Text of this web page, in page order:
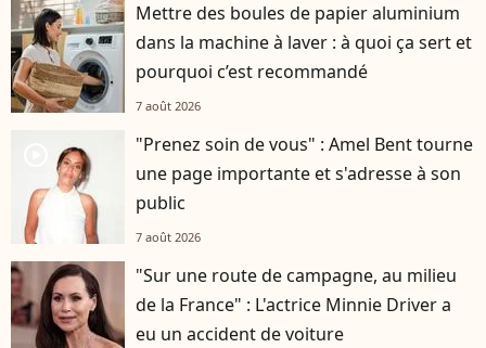
Mettre des boules de papier aluminium
dans la machine à laver : à quoi ça sert et
pourquoi c’est recommandé
7 août 2026
"Prenez soin de vous" : Amel Bent tourne
une page importante et s'adresse à son
public
7 août 2026
"Sur une route de campagne, au milieu
de la France" : L'actrice Minnie Driver a
eu un accident de voiture